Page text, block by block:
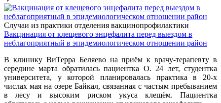
Случаи из практики отделения вакцинопрофилактики
Вакцинация от клещевого энцефалита перед выездом в
неблагоприятный в эпидемиологическом отношении район
В клинику ВиТерра Беляево на приём к врачу-терапевту в
середине марта обратилась пациентка О. 24 лет, студентка
университета, у которой планировалась практика в 20-х
числах мая на озере Байкал, связанная с частым пребыванием
в лесу и высоким риском укуса клещём. Пациентка